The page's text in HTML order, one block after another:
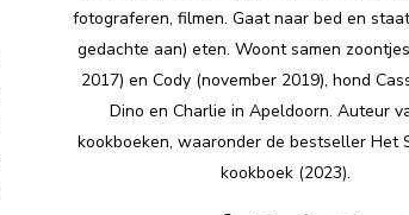
fotograferen, filmen. Gaat naar bed en
gedachte aan) eten. Woont samen
2017) en Cody (november 2019), hond
Dino en Charlie in Apeldoorn. Auteur
kookboeken, waaronder de bestseller Het
kookboek (2023).